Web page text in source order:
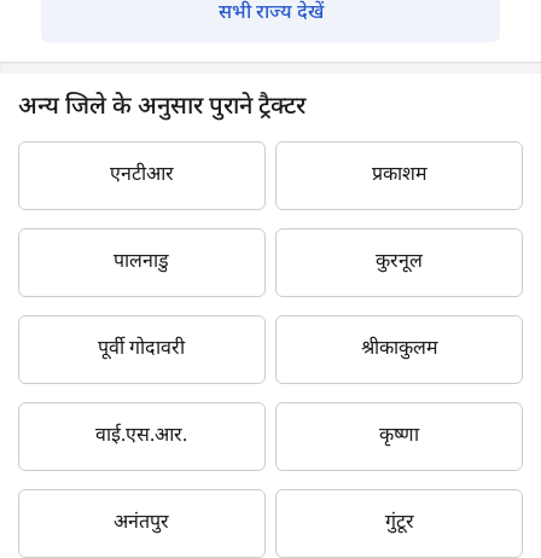
सभी राज्य देखें
अन्य जिले के अनुसार पुराने ट्रैक्टर
एनटीआर प्रकाशम
पालनाडु कुरनूल
पूर्वी गोदावरी श्रीकाकुलम
वाई.एस.आर. कृष्णा
अनंतपुर गुंटूर